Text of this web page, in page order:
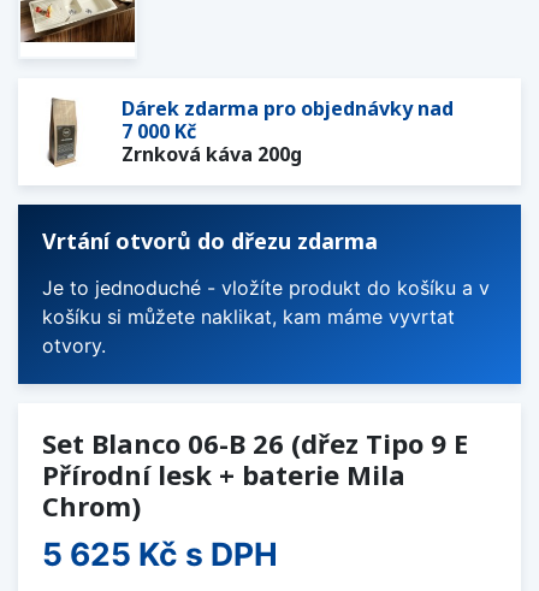
Dárek zdarma pro objednávky nad
7 000 Kč
Zrnková káva 200g
Vrtání otvorů do dřezu zdarma
Je to jednoduché - vložíte produkt do košíku a v
košíku si můžete naklikat, kam máme vyvrtat
otvory.
Set Blanco 06-B 26 (dřez Tipo 9 E
Přírodní lesk + baterie Mila
Chrom)
5 625 Kč s DPH